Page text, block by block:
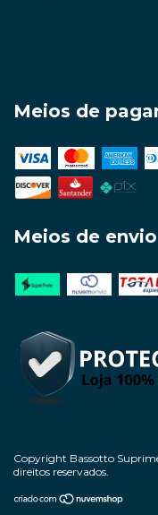
Meios de
Meios de envio
Copyright Bassotto
direitos reservados.